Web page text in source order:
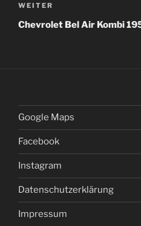
Nächster
Beitrag
WEITER
Chevrolet Bel Air Kombi
Google Maps
Facebook
Instagram
Datenschutzerklärung
Impressum